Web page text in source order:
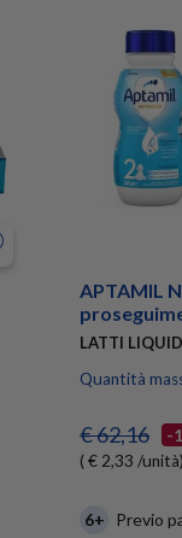
APTAMIL
LATTI
Quantità
€ 62,16 -
( € 2,33 /unità)
6+ Previo